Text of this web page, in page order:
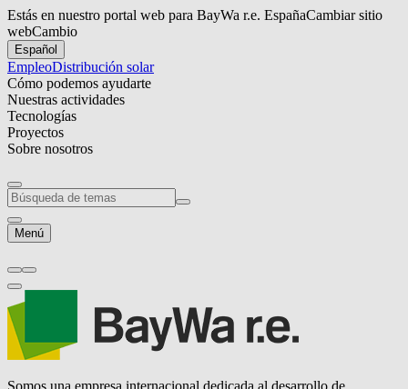
Estás en nuestro portal web para BayWa r.e. EspañaCambiar sitio
webCambio
Español
EmpleoDistribución solar
Cómo podemos ayudarte
Nuestras actividades
Tecnologías
Proyectos
Sobre nosotros
Menú
Somos una empresa internacional dedicada al desarrollo de